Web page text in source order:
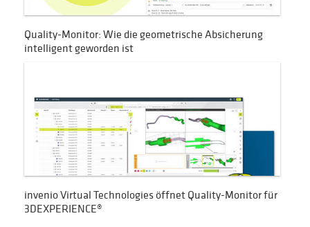
Quality-Monitor: Wie die geometrische Absicherung
intelligent geworden ist
invenio Virtual Technologies öffnet Quality-Monitor für
3DEXPERIENCE®